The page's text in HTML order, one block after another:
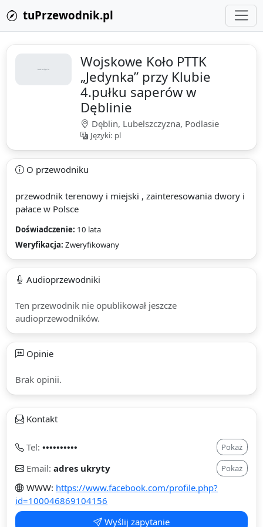
tuPrzewodnik.pl
Wojskowe Koło PTTK
„Jedynka” przy Klubie
4.pułku saperów w
Dęblinie
Dęblin, Lubelszczyzna, Podlasie
Języki: pl
O przewodniku
przewodnik terenowy i miejski , zainteresowania dwory i
pałace w Polsce
Doświadczenie: 10 lata
Weryfikacja: Zweryfikowany
Audioprzewodniki
Ten przewodnik nie opublikował jeszcze
audioprzewodników.
Opinie
Brak opinii.
Kontakt
Tel: •••••••••• Pokaż
Email: adres ukryty Pokaż
WWW: https://www.facebook.com/profile.php?
id=100046869104156
Wyślij zapytanie